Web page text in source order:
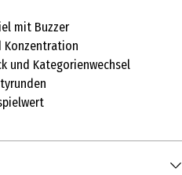
mit Buzzer
Konzentration
und Kategorienwechsel